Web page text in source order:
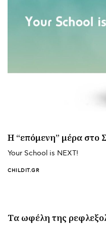
Η “επόμενη” μέρα στο
Your School is NEXT!
CHILDIT.GR
Tα ωφέλη της